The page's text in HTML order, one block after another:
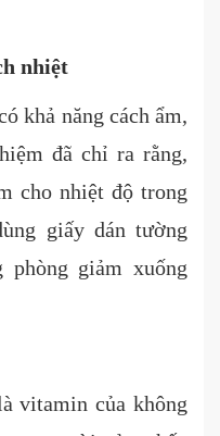
nhiệt
khả năng cách ẩm,
đã chỉ ra rằng,
cho nhiệt độ trong
giấy dán tường
giảm xuống
vitamin của không